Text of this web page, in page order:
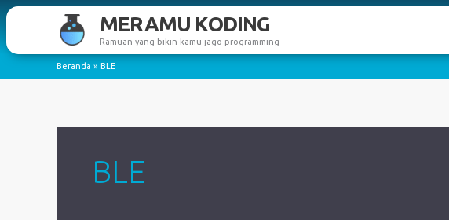
Lewati
konten
MERAMU KODING
Ramuan yang bikin kamu jago programming
Beranda BLE
BLE